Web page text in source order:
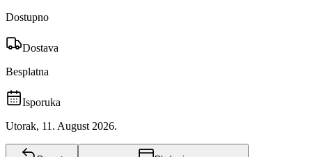
Dostupno
Dostava
Besplatna
Isporuka
Utorak, 11. August 2026.